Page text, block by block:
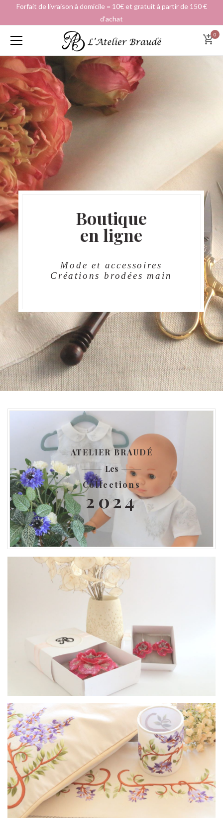
Forfait de livraison à domicile = 10€ et gratuit à partir de 150 €
d'achat
0
Boutique
en ligne
Mode et accessoires
Créations brodées main
ATELIER BRAUDÉ
Les
Collections
2024